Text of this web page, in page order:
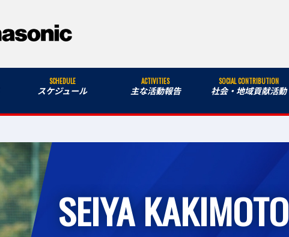
SCHEDULE
スケジュール
ACTIVITIES
主な活動報告
SOCIAL CONTRIBUTION
社会・地域貢献活動
SEIYA KAKIMOTO